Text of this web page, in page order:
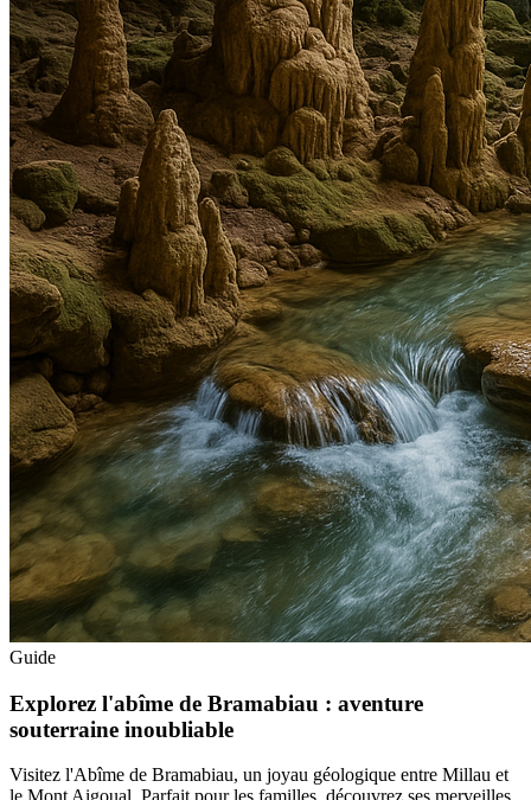
Guide
Explorez l'abîme de Bramabiau : aventure
souterraine inoubliable
Visitez l'Abîme de Bramabiau, un joyau géologique entre Millau et